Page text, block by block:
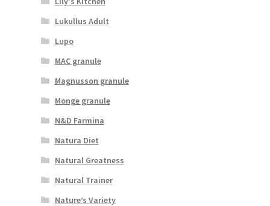
Lukullus Adult
Lupo
MAC granule
Magnusson granule
Monge granule
N&D Farmina
Natura Diet
Natural Greatness
Natural Trainer
Nature’s Variety